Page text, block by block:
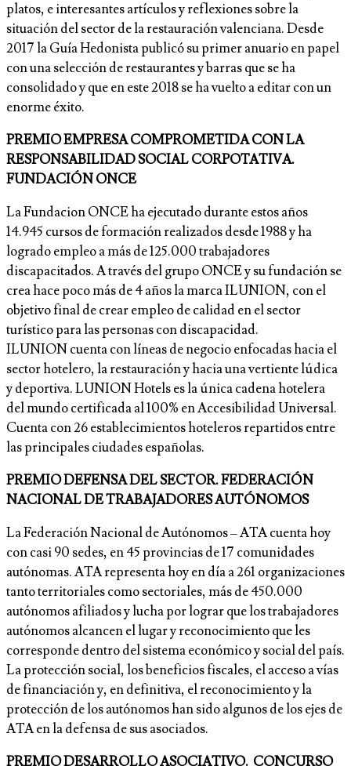
platos, e interesantes artículos y reflexiones sobre la
situación del sector de la restauración valenciana. Desde
2017 la Guía Hedonista publicó su primer anuario en papel
con una selección de restaurantes y barras que se ha
consolidado y que en este 2018 se ha vuelto a editar con un
enorme éxito.
PREMIO EMPRESA COMPROMETIDA CON LA
RESPONSABILIDAD SOCIAL CORPOTATIVA.
FUNDACIÓN ONCE
La Fundacion ONCE ha ejecutado durante estos años
14.945 cursos de formación realizados desde 1988 y ha
logrado empleo a más de 125.000 trabajadores
discapacitados. A través del grupo ONCE y su fundación se
crea hace poco más de 4 años la marca ILUNION, con el
objetivo final de crear empleo de calidad en el sector
turístico para las personas con discapacidad.
ILUNION cuenta con líneas de negocio enfocadas hacia el
sector hotelero, la restauración y hacia una vertiente lúdica
y deportiva. LUNION Hotels es la única cadena hotelera
del mundo certificada al 100% en Accesibilidad Universal.
Cuenta con 26 establecimientos hoteleros repartidos entre
las principales ciudades españolas.
PREMIO DEFENSA DEL SECTOR. FEDERACIÓN
NACIONAL DE TRABAJADORES AUTÓNOMOS
La Federación Nacional de Autónomos – ATA cuenta hoy
con casi 90 sedes, en 45 provincias de 17 comunidades
autónomas. ATA representa hoy en día a 261 organizaciones
tanto territoriales como sectoriales, más de 450.000
autónomos afiliados y lucha por lograr que los trabajadores
autónomos alcancen el lugar y reconocimiento que les
corresponde dentro del sistema económico y social del país.
La protección social, los beneficios fiscales, el acceso a vías
de financiación y, en definitiva, el reconocimiento y la
protección de los autónomos han sido algunos de los ejes de
ATA en la defensa de sus asociados.
PREMIO DESARROLLO ASOCIATIVO. CONCURSO